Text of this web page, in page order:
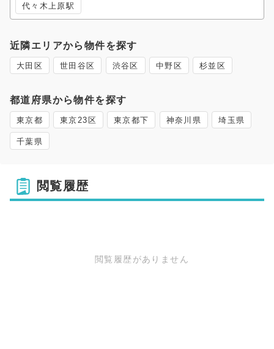
代々木上原駅
近隣エリアから物件を探す
大田区 世田谷区 渋谷区 中野区 杉並区
都道府県から物件を探す
東京都 東京23区 東京都下 神奈川県 埼玉県
千葉県
閲覧履歴
閲覧履歴がありません